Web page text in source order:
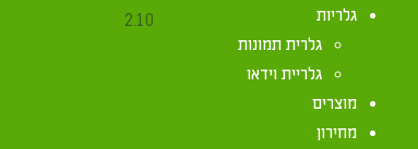
גלריות
גלרית תמונות
גלריית וידאו
מוצרים
מחירון